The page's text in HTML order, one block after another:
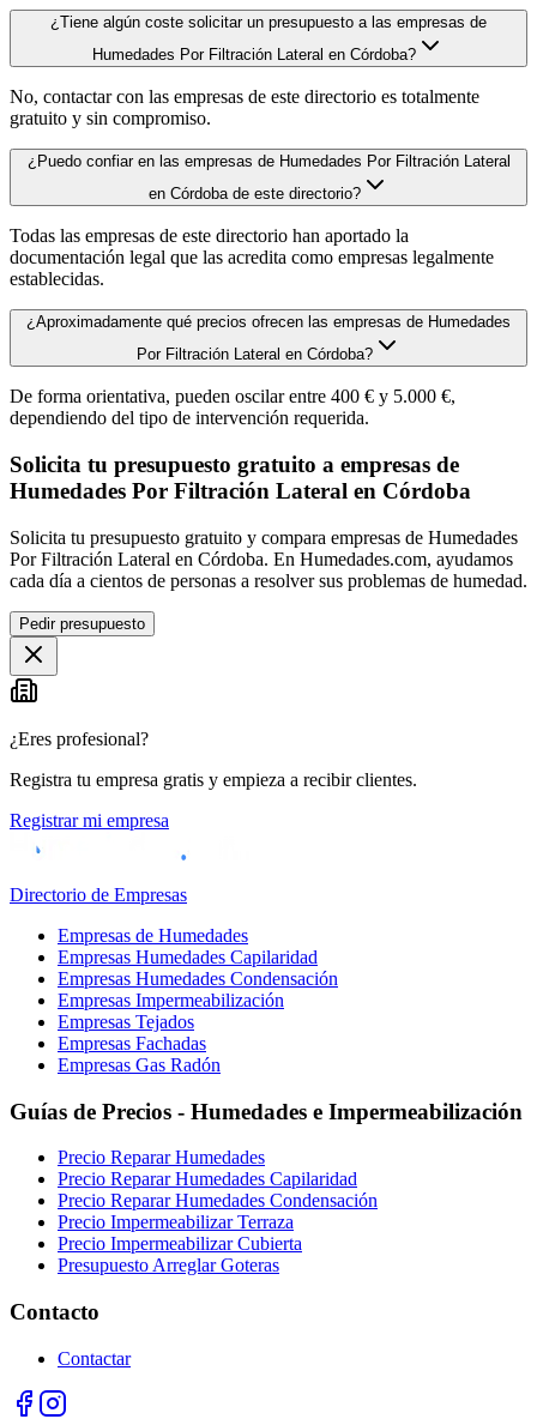
¿Tiene algún coste solicitar un presupuesto a las empresas de
Humedades Por Filtración Lateral en Córdoba?
No, contactar con las empresas de este directorio es totalmente
gratuito y sin compromiso.
¿Puedo confiar en las empresas de Humedades Por Filtración Lateral
en Córdoba de este directorio?
Todas las empresas de este directorio han aportado la
documentación legal que las acredita como empresas legalmente
establecidas.
¿Aproximadamente qué precios ofrecen las empresas de Humedades
Por Filtración Lateral en Córdoba?
De forma orientativa, pueden oscilar entre 400 € y 5.000 €,
dependiendo del tipo de intervención requerida.
Solicita tu presupuesto gratuito a empresas de
Humedades Por Filtración Lateral en Córdoba
Solicita tu presupuesto gratuito y compara empresas de Humedades
Por Filtración Lateral en Córdoba. En Humedades.com, ayudamos
cada día a cientos de personas a resolver sus problemas de humedad.
Pedir presupuesto
¿Eres profesional?
Registra tu empresa gratis y empieza a recibir clientes.
Registrar mi empresa
Directorio de Empresas
Empresas de Humedades
Empresas Humedades Capilaridad
Empresas Humedades Condensación
Empresas Impermeabilización
Empresas Tejados
Empresas Fachadas
Empresas Gas Radón
Guías de Precios - Humedades e Impermeabilización
Precio Reparar Humedades
Precio Reparar Humedades Capilaridad
Precio Reparar Humedades Condensación
Precio Impermeabilizar Terraza
Precio Impermeabilizar Cubierta
Presupuesto Arreglar Goteras
Contacto
Contactar